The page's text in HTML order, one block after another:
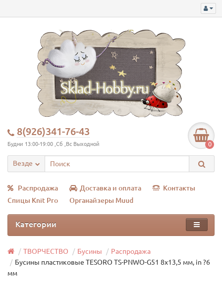
8(926)341-76-43
Будни 13:00-19:00 ,Сб ,Вс Выходной 0
Везде
Распродажа Доставка и оплата
Контакты
Спицы Knit Pro
Органайзеры Muud
Категории
ТВОРЧЕСТВО Бусины
Распродажа
Бусины пластиковые TESОRO TS-PNWO-G51 8х13,5 мм, in ?6
мм